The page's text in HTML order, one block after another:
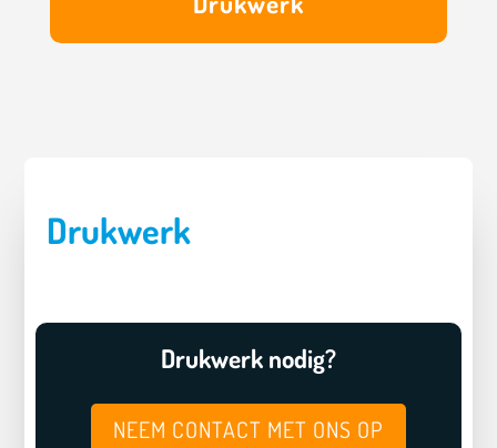
Drukwerk
Drukwerk nodig?
NEEM CONTACT MET ONS OP